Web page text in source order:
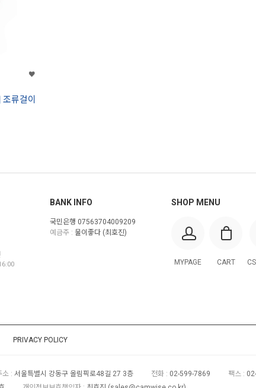
류걸이
BANK INFO
국민은행 07563704009209
예금주 : 물이좋다 (최호진)
SHOP MENU
MYPAGE CART
PRIVACY POLICY
소 : 서울특별시 강동구 올림픽로48길 27 3층 전화 : 02-599-7869 팩스 :